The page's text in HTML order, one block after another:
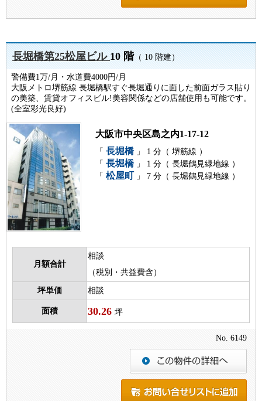
長堀橋第25松屋ビル10 階（ 10 階建）
警備費1万/月・水道費4000円/月
大阪メトロ堺筋線 長堀橋駅すぐ長堀通りに面した前面ガラス貼り
の美築、賃貸オフィスビル!美容関係などの店舗使用も可能です。
(全室彩光良好)
大阪市中央区島之内1-17-12
「 長堀橋 」 1 分（ 堺筋線 ）
「 長堀橋 」 1 分（ 長堀鶴見緑地線 ）
「 松屋町 」 7 分（ 長堀鶴見緑地線 ）
月額合計
相談
（税別・共益費含）
坪単価 相談
面積 30.26 坪
No. 6149